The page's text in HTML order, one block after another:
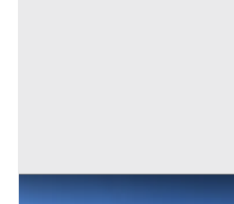
Asta Tribunale di Udine -